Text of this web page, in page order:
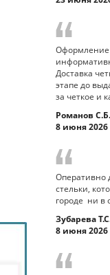
Оформление
Доставка
этапе до
за четкое и
Романов С.Б.
8 июня 2026
Оперативно
стельки,
городе ни в
Зубарева
8 июня 2026